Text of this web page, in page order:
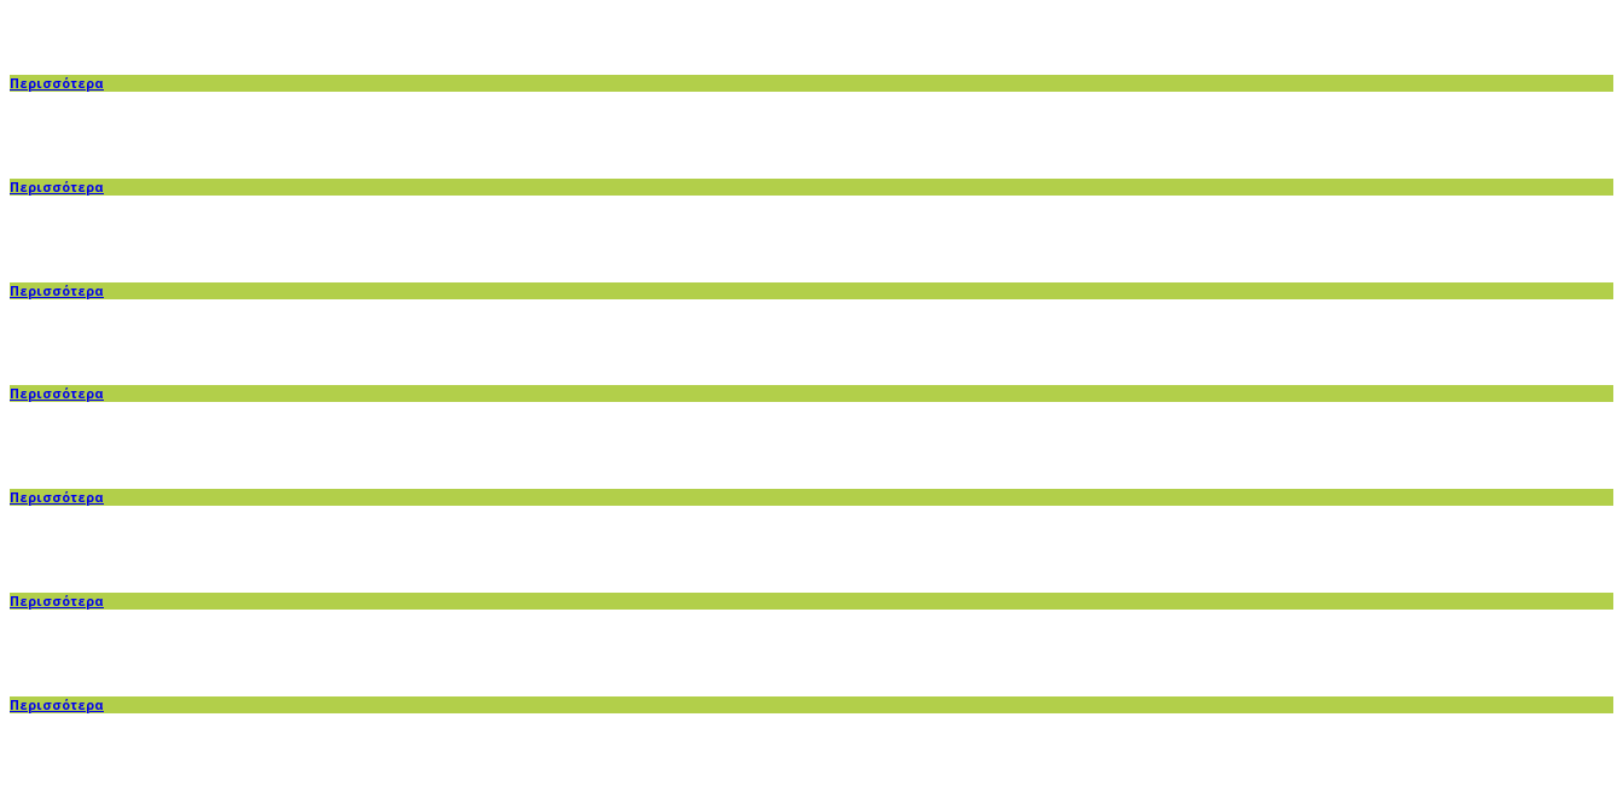
Περισσότερα
Περισσότερα
Περισσότερα
Περισσότερα
Περισσότερα
Περισσότερα
Περισσότερα